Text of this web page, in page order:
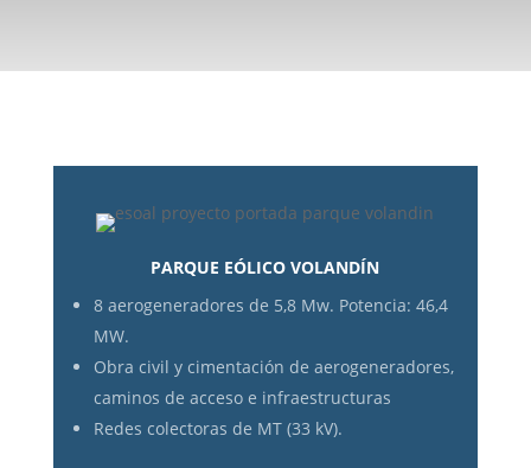
PARQUE EÓLICO VOLANDÍN
8 aerogeneradores de 5,8 Mw. Potencia: 46,4
MW.
Obra civil y cimentación de aerogeneradores,
caminos de acceso e infraestructuras
Redes colectoras de MT (33 kV).